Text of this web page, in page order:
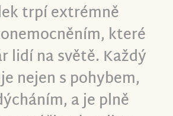
trpí extrémně
které
lidí na světě. Každý
nejen s pohybem,
a je plně